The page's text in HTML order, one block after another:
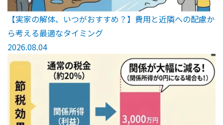
【実家の解体、いつがおすすめ？】費用と近隣への配慮か
ら考える最適なタイミング
2026.08.04